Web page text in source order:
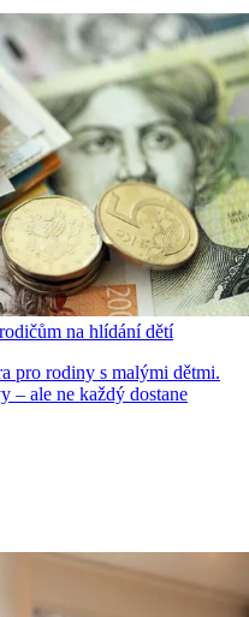
na hlídání dětí
pro rodiny s malými dětmi.
– ale ne každý dostane